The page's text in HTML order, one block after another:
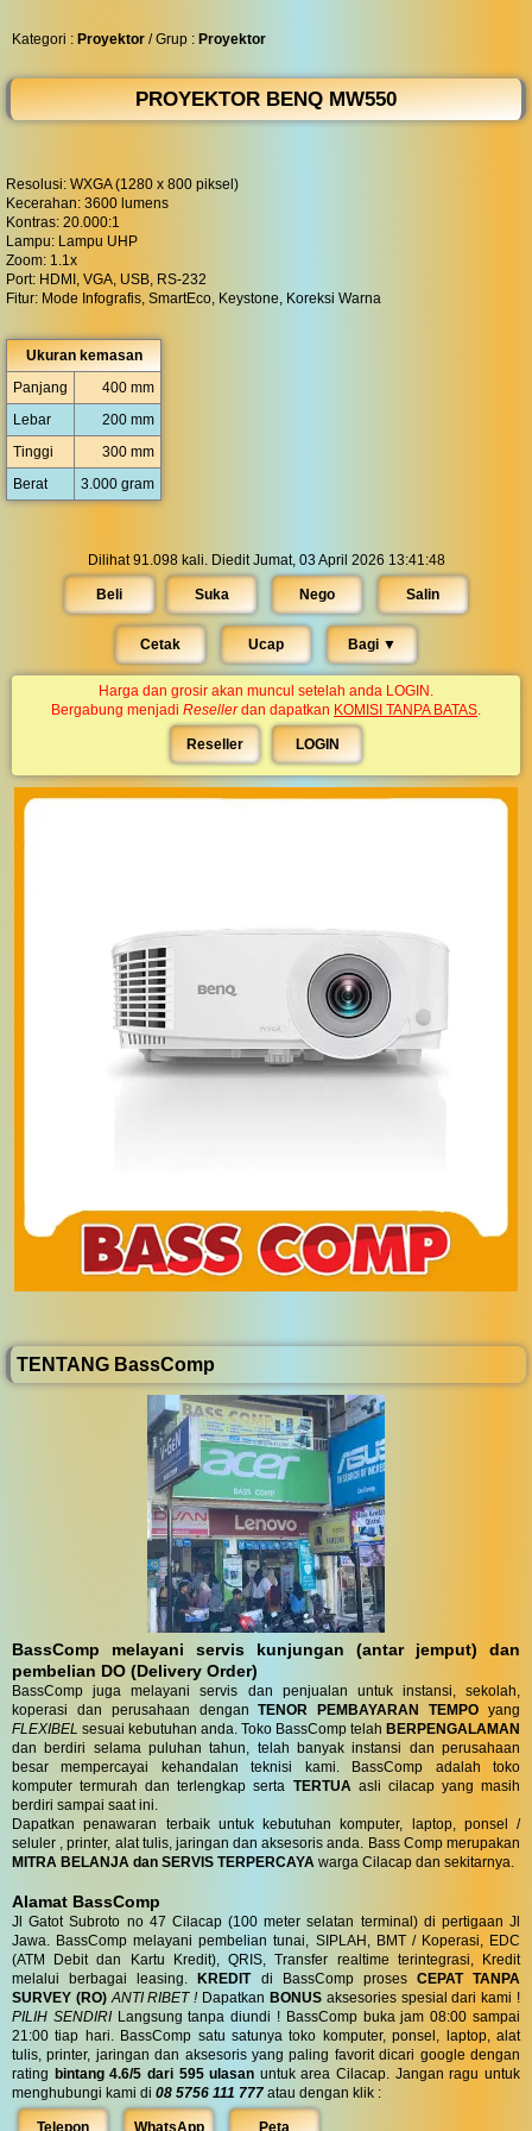
Kategori : Proyektor / Grup : Proyektor
PROYEKTOR BENQ MW550
Resolusi: WXGA (1280 x 800 piksel)
Kecerahan: 3600 lumens
Kontras: 20.000:1
Lampu: Lampu UHP
Zoom: 1.1x
Port: HDMI, VGA, USB, RS-232
Fitur: Mode Infografis, SmartEco, Keystone, Koreksi Warna
Ukuran kemasan
Panjang
400 mm
Lebar
200 mm
Tinggi
300 mm
Berat
3.000 gram
Dilihat 91.098 kali. Diedit Jumat, 03 April 2026 13:41:48
Beli Suka Nego Salin
Cetak Ucap Bagi ▼︎
Harga dan grosir akan muncul setelah anda LOGIN.
Bergabung menjadi Resellerdan dapatkan KOMISI TANPA BATAS.
Reseller LOGIN
TENTANG BassComp
BassComp melayani servis kunjungan (antar jemput) dan
pembelian DO (Delivery Order)
BassComp juga melayani servis dan penjualan untuk instansi, sekolah,
koperasi dan perusahaan denganTENOR PEMBAYARAN TEMPO yang
FLEXIBEL sesuai kebutuhan anda. Toko BassComp telah BERPENGALAMAN
dan berdiri selama puluhan tahun, telah banyak instansi dan perusahaan
besar mempercayai kehandalan teknisi kami. BassComp adalah toko
komputer termurah dan terlengkap serta TERTUA asli cilacap yang masih
berdiri sampai saat ini.
Dapatkan penawaran terbaik untuk kebutuhan komputer, laptop, ponsel /
seluler , printer, alat tulis, jaringan dan aksesoris anda. Bass Comp merupakan
MITRA BELANJA dan SERVIS TERPERCAYA warga Cilacap dan sekitarnya.
Alamat BassComp
Jl Gatot Subroto no 47 Cilacap (100 meter selatan terminal) di pertigaan Jl
Jawa. BassComp melayani pembelian tunai, SIPLAH, BMT / Koperasi, EDC
(ATM Debit dan Kartu Kredit), QRIS, Transfer realtime terintegrasi, Kredit
melalui berbagai leasing.KREDITdi BassComp proses CEPAT TANPA
SURVEY (RO) ANTI RIBET !Dapatkan BONUSaksesories spesial dari kami !
PILIH SENDIRILangsung tanpa diundi ! BassComp buka jam 08:00 sampai
21:00 tiap hari. BassComp satu satunya toko komputer, ponsel, laptop, alat
tulis, printer, jaringan dan aksesoris yang paling favorit dicari google dengan
rating bintang 4.6/5 dari 595 ulasan untuk area Cilacap. Jangan ragu untuk
menghubungi kami di 08 5756 111 777 atau dengan klik :
Telepon WhatsApp Peta